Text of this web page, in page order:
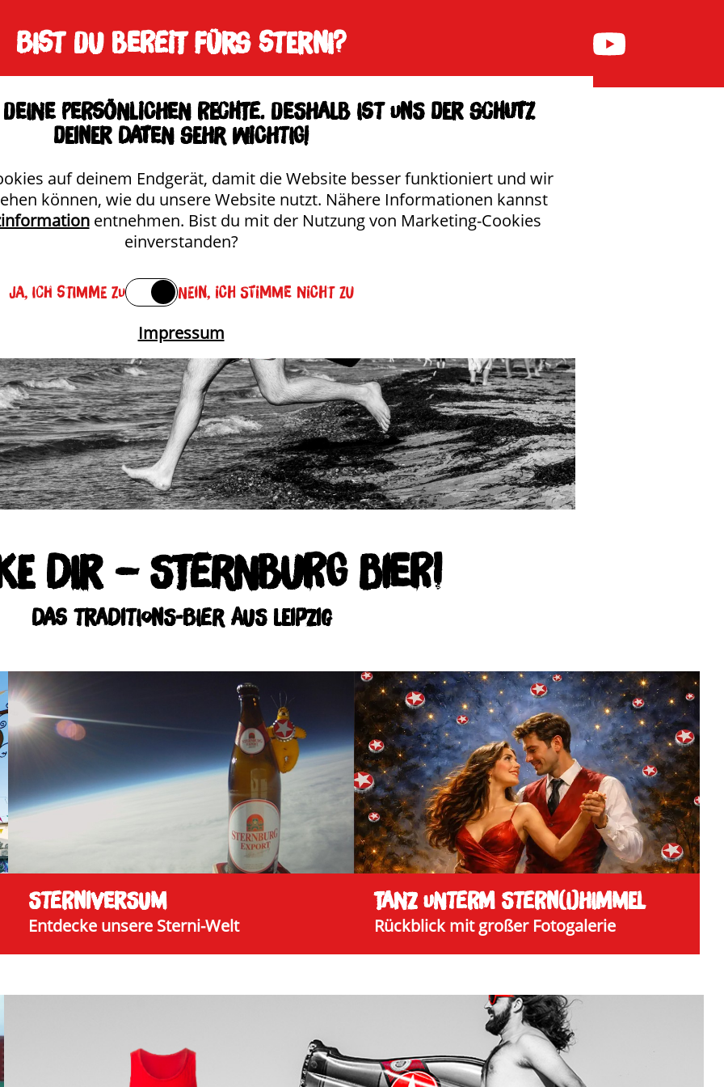
Bist du bereit fürs Sterni?
persönlichen Rechte. Deshalb ist uns der Schutz
deiner Daten sehr wichtig!
auf deinem Endgerät, damit die Website besser funktioniert und wir
können, wie du unsere Website nutzt. Nähere Informationen kannst
entnehmen. Bist du mit der Nutzung von Marketing-Cookies
einverstanden?
Ja, ich stimme zu Nein, ich stimme nicht zu
Impressum
BRAUEREI
Untermenü anzeigen
SORTIMENT
Untermenü anzeigen
STERNIVERSUM
Untermenü anzeigen
Dir – Sternburg Bier!
Das Traditions-Bier aus Leipzig
STERNI­VERSUM
Entdecke unsere Sterni-Welt
TANZ UNTERM STERN(I)HIMMEL
Rückblick mit großer Fotogalerie